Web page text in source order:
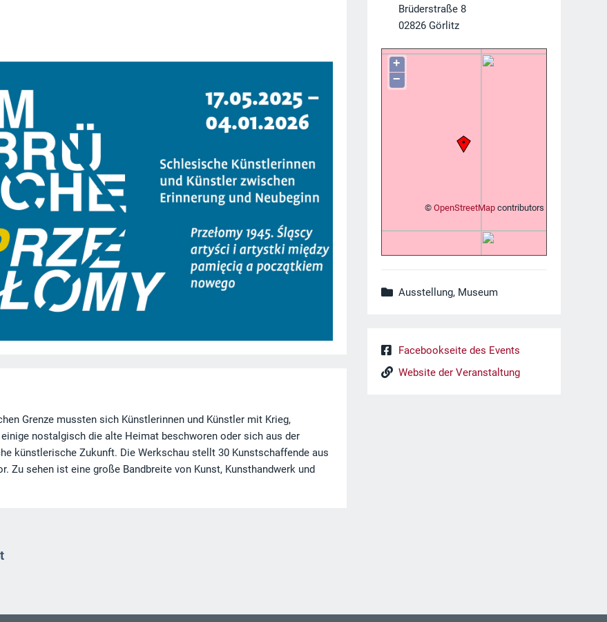
Grenze mussten sich Künstlerinnen und Künstler mit Krieg,
nostalgisch die alte Heimat beschworen oder sich aus der
künstlerische Zukunft. Die Werkschau stellt 30 Kunstschaffende aus
Zu sehen ist eine große Bandbreite von Kunst, Kunsthandwerk und
Brüderstraße 8
02826 Görlitz
+
−
© OpenStreetMapcontributors
Ausstellung, Museum
Facebookseite des Events
Website der Veranstaltung